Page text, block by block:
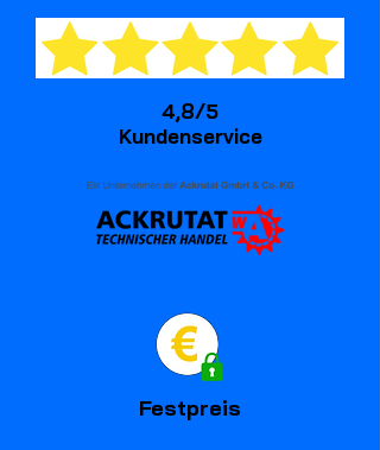
4,8/5
Kundenservice
Festpreis